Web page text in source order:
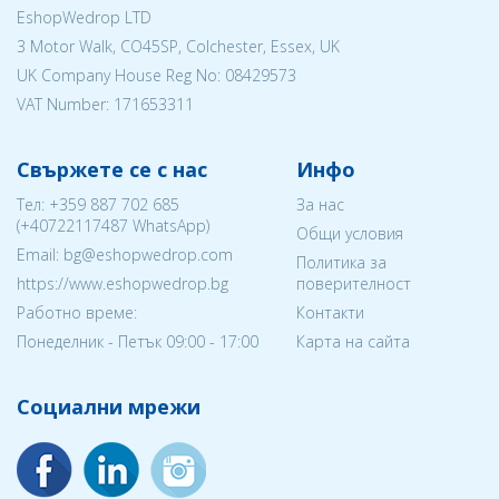
EshopWedrop LTD
3 Motor Walk, CO45SP, Colchester, Essex, UK
UK Company House Reg No: 08429573
VAT Number: 171653311
Свържете се с нас
Тел: +359 887 702 685
(+40722117487 WhatsApp)
Email: bg@eshopwedrop.com
https://www.eshopwedrop.bg
Работно време:
Понеделник - Петък 09:00 - 17:00
Инфо
За нас
Общи условия
Политика за
поверителност
Контакти
Карта на сайта
Социални мрежи